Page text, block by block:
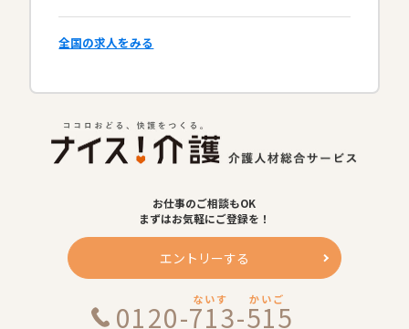
全国の求人をみる
お仕事のご相談もOK
まずはお気軽にご登録を！
エントリーする
0120-713-515
ないす かいご